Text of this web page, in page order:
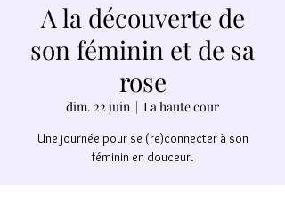
A la découverte de
son féminin et de sa
rose
dim. 22 juin
  |
La haute cour
Une journée pour se (re)connecter à son
féminin en douceur.